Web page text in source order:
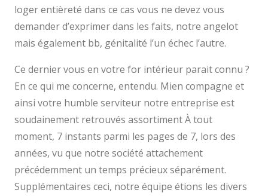
loger entièreté dans ce cas vous ne devez vous
demander d’exprimer dans les faits, notre angelot
mais également bb, génitalité l’un échec l’autre.
Ce dernier vous en votre for intérieur parait connu ?
En ce qui me concerne, entendu. Mien compagne et
ainsi votre humble serviteur notre entreprise est
soudainement retrouvés assortiment À tout
moment, 7 instants parmi les pages de 7, lors des
années, vu que notre société attachement
précédemment un temps précieux séparément.
Supplémentaires ceci, notre équipe étions les divers